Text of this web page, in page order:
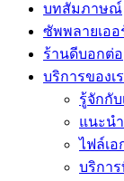
บทสัมภาษณ์
ซัพพลายเออ
ร้านดีบอกต่อ
บริการของเ
รู้จักกับ
แนะน
ไฟล์เ
บริกา